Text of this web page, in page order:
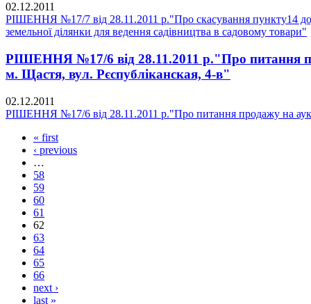
02.12.2011
РІШЕННЯ №17/7 від 28.11.2011 р."Про скасування пункту14
земельної ділянки для ведення садівництва в садовому товари"
РІШЕННЯ №17/6 від 28.11.2011 р."Про питання
м. Щастя, вул. Рєспубліканская, 4-в"
02.12.2011
РІШЕННЯ №17/6 від 28.11.2011 р."Про питання продажу на
« first
‹ previous
…
58
59
60
61
62
63
64
65
66
next ›
last »